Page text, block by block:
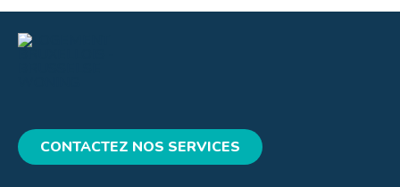
CONTACTEZ NOS SERVICES